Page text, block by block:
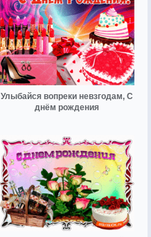
Улыбайся вопреки невзгодам, С
днём рождения